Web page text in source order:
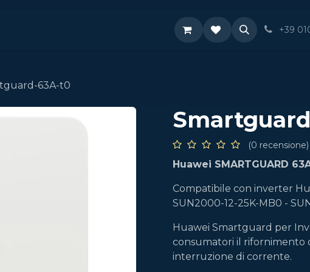
+39
63A-t0
(0 recensione)
Huawei SMARTGUARD
Compatibile con inverter
SUN2000-12-25K-MB0 -
Huawei Smartguard per
consumatori il rifornimento
interruzione di corrente.